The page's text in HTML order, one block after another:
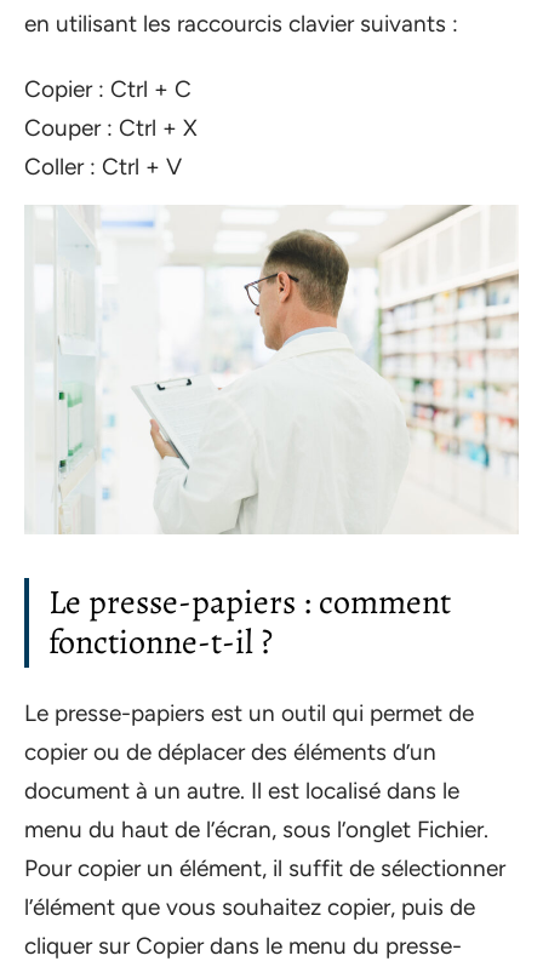
en utilisant les raccourcis clavier suivants :
Copier : Ctrl + C
Couper : Ctrl + X
Coller : Ctrl + V
Le presse-papiers : comment
fonctionne-t-il ?
Le presse-papiers est un outil qui permet de
copier ou de déplacer des éléments d’un
document à un autre. Il est localisé dans le
menu du haut de l’écran, sous l’onglet Fichier.
Pour copier un élément, il suffit de sélectionner
l’élément que vous souhaitez copier, puis de
cliquer sur Copier dans le menu du presse-